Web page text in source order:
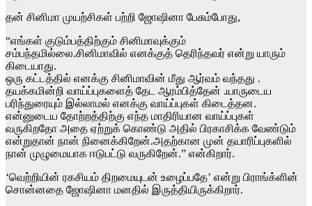
தன் சினிமா முயற்சிகள் பற்றி ஜோஷினா பேசும்போது,
“எங்கள் குடும்பத்திற்கும் சினிமாவுக்கும்
சம்பந்தமில்லை.சினிமாவில் எனக்குத் தெரிந்தவர் என்று யாரும்
கிடையாது.
ஒரு கட்டத்தில் எனக்கு சினிமாவின் மீது ஆர்வம் வந்தது .
தயக்கமின்றி வாய்ப்புகளைத் தேட ஆரம்பித்தேன் .யாருடைய
பரிந்துரையும் இல்லாமல் எனக்கு வாய்ப்புகள் கிடைத்தன.
என்னுடைய தோற்றத்திற்கு எந்த மாதிரியான வாய்ப்புகள்
வருகிறதோ அதை ஏற்றுக் கொண்டு அதில் பிரகாசிக்க வேண்டும்
என்றுதான் நான் நினைக்கிறேன்.அதற்கான முன் தயாரிப்புகளில்
நான் முழுமையாக ஈடுபட்டு வருகிறேன்.” என்கிறார்.
‘வெற்றியின் ரகசியம் திறமையுடன் உழைப்பதே’ என்று பிராங்க்ளின்
சொன்னதை ஜோஷினா மனதில் இருத்தியிருக்கிறார்.